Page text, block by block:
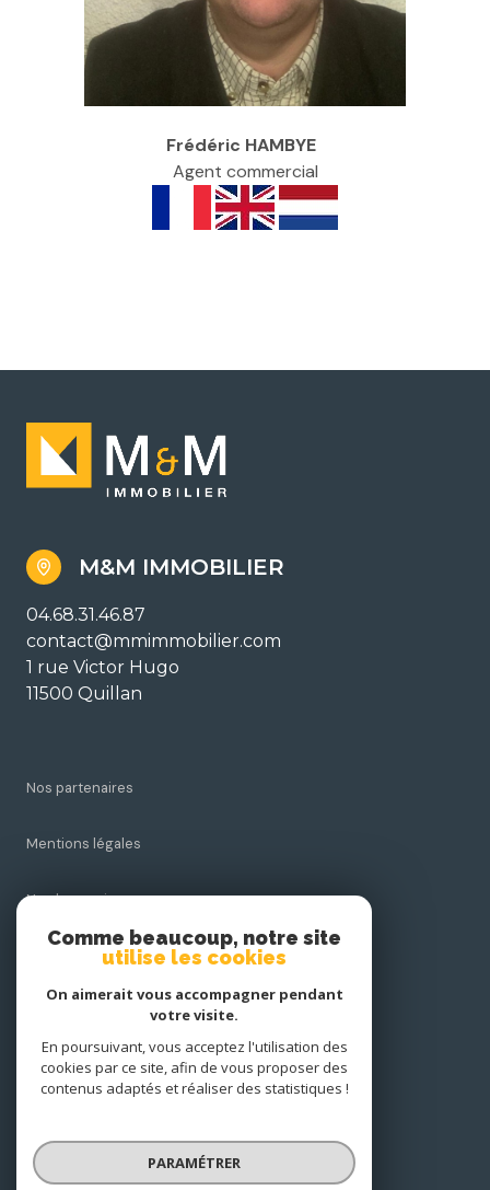
Frédéric HAMBYE
Agent commercial
M&M IMMOBILIER
04.68.31.46.87
contact@mmimmobilier.com
1 rue Victor Hugo
11500 Quillan
Nos partenaires
Mentions légales
Nos honoraires
Cookies
© 2026 | Tous droits réservés
Comme beaucoup, notre site
utilise les cookies
On aimerait vous accompagner pendant
votre visite.
En poursuivant, vous acceptez l'utilisation des
cookies par ce site, afin de vous proposer des
contenus adaptés et réaliser des statistiques !
PARAMÉTRER